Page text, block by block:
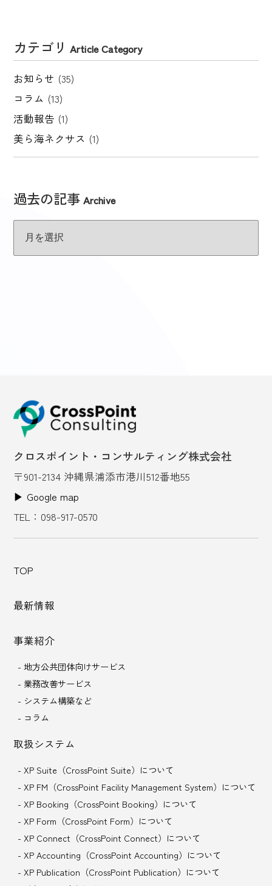
カテゴリ Article Category
お知らせ (35)
コラム (13)
活動報告 (1)
美ら海ネクサス (1)
過去の記事 Archive
クロスポイント・コンサルティング株式会社
〒901-2134 沖縄県浦添市港川512番地55
▶︎ Google map
TEL：098-917-0570
TOP
最新情報
事業紹介
- 地方公共団体向けサービス
- 業務改善サービス
- システム構築など
- コラム
取扱システム
- XP Suite（CrossPoint Suite）について
- XP FM（CrossPoint Facility Management System）について
- XP Booking（CrossPoint Booking）について
- XP Form（CrossPoint Form）について
- XP Connect（CrossPoint Connect）について
- XP Accounting（CrossPoint Accounting）について
- XP Publication（CrossPoint Publication）について